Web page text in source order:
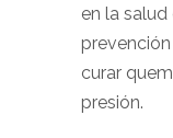
en la salud
curar
presión.